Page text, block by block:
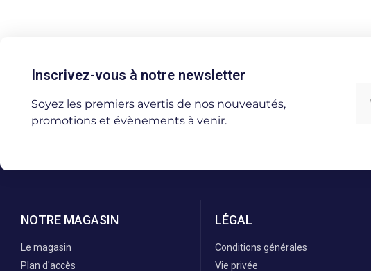
Inscrivez-vous à notre newsletter
Soyez les premiers avertis de nos nouveautés,
promotions et évènements à venir.
NOTRE MAGASIN
Le magasin
Plan d'accès
LÉGAL
Conditions générales
Vie privée